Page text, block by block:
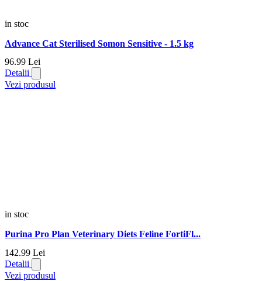
in stoc
Advance Cat Sterilised Somon Sensitive - 1.5 kg
96.99 Lei
Detalii
Vezi produsul
in stoc
Purina Pro Plan Veterinary Diets Feline FortiFl...
142.99 Lei
Detalii
Vezi produsul